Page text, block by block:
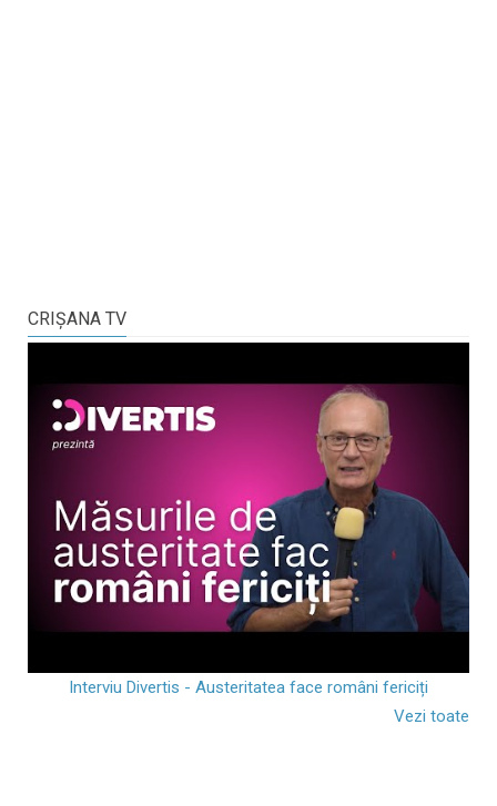
CRIŞANA TV
Interviu Divertis - Austeritatea face români fericiți
Vezi toate